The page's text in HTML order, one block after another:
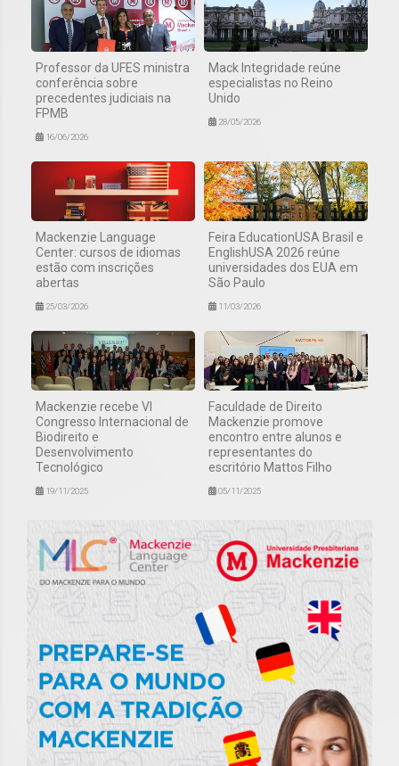
Professor da UFES ministra
conferência sobre
precedentes judiciais na
FPMB
16/06/2026
Mack Integridade reúne
especialistas no Reino
Unido
28/05/2026
Mackenzie Language
Center: cursos de idiomas
estão com inscrições
abertas
25/03/2026
Feira EducationUSA Brasil e
EnglishUSA 2026 reúne
universidades dos EUA em
São Paulo
11/03/2026
Mackenzie recebe VI
Congresso Internacional de
Biodireito e
Desenvolvimento
Tecnológico
19/11/2025
Faculdade de Direito
Mackenzie promove
encontro entre alunos e
representantes do
escritório Mattos Filho
05/11/2025